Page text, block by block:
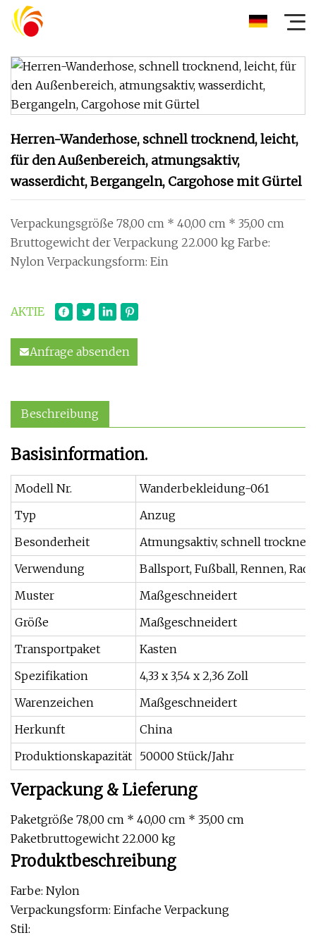
Herren-Wanderhose, schnell trocknend, leicht,
für den Außenbereich, atmungsaktiv,
wasserdicht, Bergangeln, Cargohose mit Gürtel
Verpackungsgröße 78,00 cm * 40,00 cm * 35,00 cm
Bruttogewicht der Verpackung 22.000 kg Farbe:
Nylon Verpackungsform: Ein
AKTIE
Anfrage absenden
Beschreibung
Basisinformation.
Modell Nr.
Wanderbekleidung-061
Typ
Anzug
Besonderheit
Atmungsaktiv, schnell
Verwendung
Ballsport, Fußball, Rennen,
Muster
Maßgeschneidert
Größe
Maßgeschneidert
Transportpaket
Kasten
Spezifikation
4,33 x 3,54 x 2,36 Zoll
Warenzeichen
Maßgeschneidert
Herkunft
China
Produktionskapazität 50000 Stück/Jahr
Verpackung & Lieferung
Paketgröße 78,00 cm * 40,00 cm * 35,00 cm
Paketbruttogewicht 22.000 kg
Produktbeschreibung
Farbe: Nylon
Verpackungsform: Einfache Verpackung
Stil: